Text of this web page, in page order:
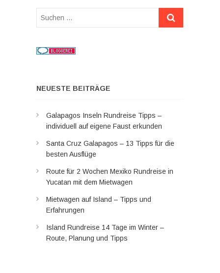
Suchen
NEUESTE BEITRÄGE
Galapagos Inseln Rundreise Tipps –
individuell auf eigene Faust erkunden
Santa Cruz Galapagos – 13 Tipps für die
besten Ausflüge
Route für 2 Wochen Mexiko Rundreise in
Yucatan mit dem Mietwagen
Mietwagen auf Island – Tipps und
Erfahrungen
Island Rundreise 14 Tage im Winter –
Route, Planung und Tipps